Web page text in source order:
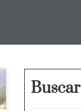
Buscar